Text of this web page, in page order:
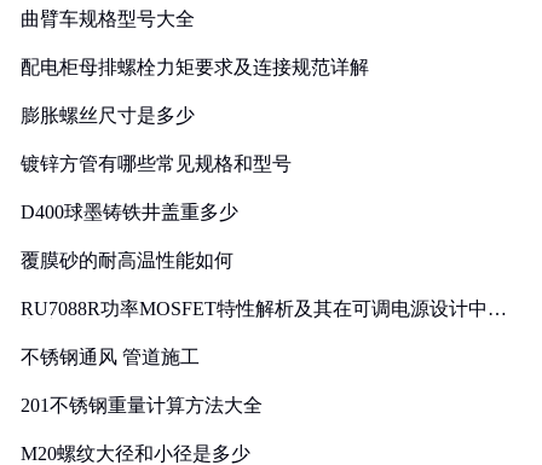
曲臂车规格型号大全
配电柜母排螺栓力矩要求及连接规范详解
膨胀螺丝尺寸是多少
镀锌方管有哪些常见规格和型号
D400球墨铸铁井盖重多少
覆膜砂的耐高温性能如何
RU7088R功率MOSFET特性解析及其在可调电源设计中的
不锈钢通风 管道施工
201不锈钢重量计算方法大全
M20螺纹大径和小径是多少